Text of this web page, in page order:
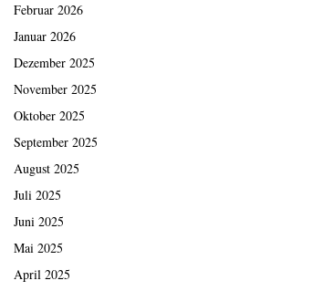
Februar 2026
Januar 2026
Dezember 2025
November 2025
Oktober 2025
September 2025
August 2025
Juli 2025
Juni 2025
Mai 2025
April 2025